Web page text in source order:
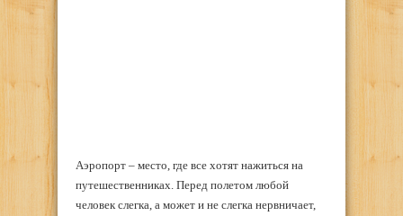
Аэропорт – место, где все хотят нажиться на
путешественниках. Перед полетом любой
человек слегка, а может и не слегка нервничает,